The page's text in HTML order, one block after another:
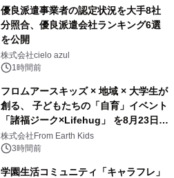
優良派遣事業者の認定状況を大手8社
分照合、優良派遣会社ランキング6選
を公開
株式会社cielo azul
1時間前
フロムアースキッズ × 地域 × 大学生が
創る、 子どもたちの「自育」イベント
「諸福ジーク×Lifehug」 を8月23日
(日)開催
株式会社From Earth Kids
3時間前
学園生活コミュニティ「キャラフレ」